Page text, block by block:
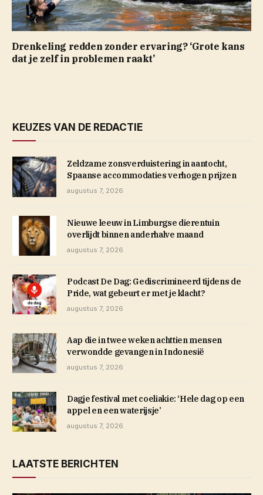
Drenkeling redden zonder ervaring? ‘Grote kans
dat je zelf in problemen raakt’
KEUZES VAN DE REDACTIE
Zeldzame zonsverduistering in aantocht,
Spaanse accommodaties verhogen prijzen
augustus 7, 2026
Nieuwe leeuw in Limburgse dierentuin
overlijdt binnen anderhalve maand
augustus 7, 2026
Podcast De Dag: Gediscrimineerd tijdens de
Pride, wat gebeurt er met je klacht?
augustus 7, 2026
Aap die in twee weken achttien mensen
verwondde gevangen in Indonesië
augustus 7, 2026
Dagje festival met coeliakie: ‘Hele dag op een
appel en een waterijsje’
augustus 7, 2026
LAATSTE BERICHTEN